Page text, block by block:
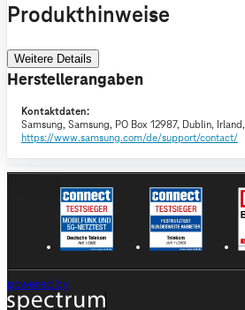
Produkthinweise
Weitere Details
Herstellerangaben
Kontaktdaten:
Samsung, Samsung, PO Box 12987, Dublin, Irland,
https://www.samsung.com/de/support/contact/
powered by